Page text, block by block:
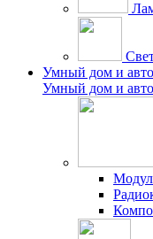
Умный дом и
Умный дом и